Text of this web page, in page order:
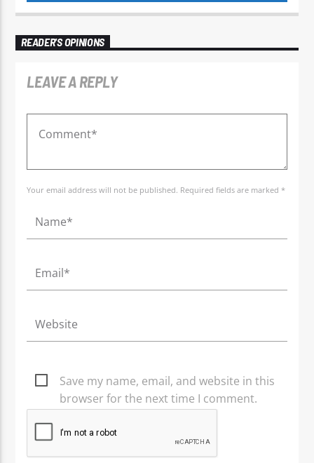
READER'S OPINIONS
LEAVE A REPLY
Your email address will not be published. Required fields are marked *
Save my name, email, and website in this
browser for the next time I comment.